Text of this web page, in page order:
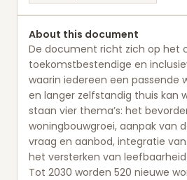
About this document
De document richt zich op het
toekomstbestendige en
waarin iedereen een passende
en langer zelfstandig thuis kan
staan vier thema’s: het
woningbouwgroei, aanpak van
vraag en aanbod, integratie
het versterken van
Tot 2030 worden 520 nieuwe